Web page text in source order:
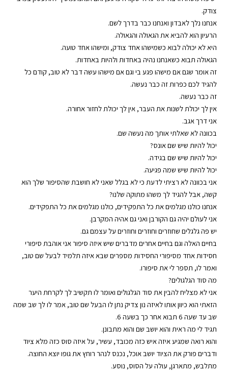
צודק.
אנחנו נלך לאבדון ואנחנו כבר בדרך לשם.
הרעיון הוא להביא את הגאולה והגאולה.
היא לא יכולה לבוא כשמישהו אחד צודק, ומישהו אחד טועה.
הגאולה תבוא כשאנחנו נהיה באחדות ולהיות באחדות.
זה אומר שגם אם מישהו פגע בי וגם אם מישהו עשה דבר לא טוב, קודם כל
להגיד לכם כפרות זה כבר נעשה.
זה כבר נעשה.
אין לך יכולת לשנות את העבר, אין לך יכולת לחזור אחורה.
אני דרך אגב.
בכוונה לא שאלתי אותך מה נעשה שם.
יכול להיות שיש שם אונס?
יכול להיות שיש שם בגידה.
יכול להיות שיש שמה פגיעה.
אני בכוונה לא רציתי לדעת כי לא בגלל שאני לא חושבת שהסיפור שלך הוא
קשה, אבל להגיד לך משהו מתוקה שלנו?
אנחנו כולנו מגלמים את כל התפקידים, כולנו מגלמים את כל התפקידים.
אני לעולם יהיה גם הקורבן ואני גם אהיה המקרבן.
יש פה גלגלים שחוזרים וחוזרים וחוזרים על עצמם גם.
בחיים האלה וגם בחיים אחרים מדברים שיש איזה סיפור אני אוהבת סיפורי
חסידות אחד מסיפורי החסידות מספרים שבא איזה תלמיד לבעל שם טוב,
ואמר לו, תספר לי את סיפורו.
מה סוד הגלגולים?
אני לא מצליח להבין את סוד הגלגולים ואומר לו תקשיב לך לקרחת היער
הזאתי הוא כיוון אותו לאיזה נון צדיק נתן לו הבעל שם טוב, אמר לו לך שב שמה
שב עד שעה 6 תבוא אחר כך בשעה 6.
תגיד לי מה ראית והוא יושב שם והוא מתבונן.
והוא רואה שמגיע איזה איש כזה מכובד, עשיר, על איזה סוס כזה מלא ציוד
ודברים פורק את הציוד יושב אוכל, נכנס לנהר רוחץ את גופו יוצא החוצה.
מתלבש, מתארגן, עולה על הסוס, נוסע.